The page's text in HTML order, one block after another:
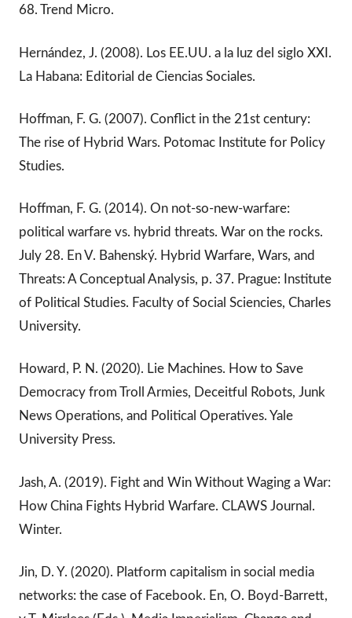
68. Trend Micro.
Hernández, J. (2008). Los EE.UU. a la luz del siglo XXI.
La Habana: Editorial de Ciencias Sociales.
Hoffman, F. G. (2007). Conflict in the 21st century:
The rise of Hybrid Wars. Potomac Institute for Policy
Studies.
Hoffman, F. G. (2014). On not-so-new-warfare:
political warfare vs. hybrid threats. War on the rocks.
July 28. En V. Bahenský. Hybrid Warfare, Wars, and
Threats: A Conceptual Analysis, p. 37. Prague: Institute
of Political Studies. Faculty of Social Sciencies, Charles
University.
Howard, P. N. (2020). Lie Machines. How to Save
Democracy from Troll Armies, Deceitful Robots, Junk
News Operations, and Political Operatives. Yale
University Press.
Jash, A. (2019). Fight and Win Without Waging a War:
How China Fights Hybrid Warfare. CLAWS Journal.
Winter.
Jin, D. Y. (2020). Platform capitalism in social media
networks: the case of Facebook. En, O. Boyd-Barrett,